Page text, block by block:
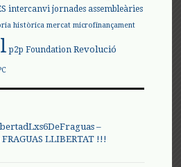
intercanvi jornades assembleàries
històrica mercat microfinançament
p2p Foundation Revolució
–
FRAGUAS LLIBERTAT !!!